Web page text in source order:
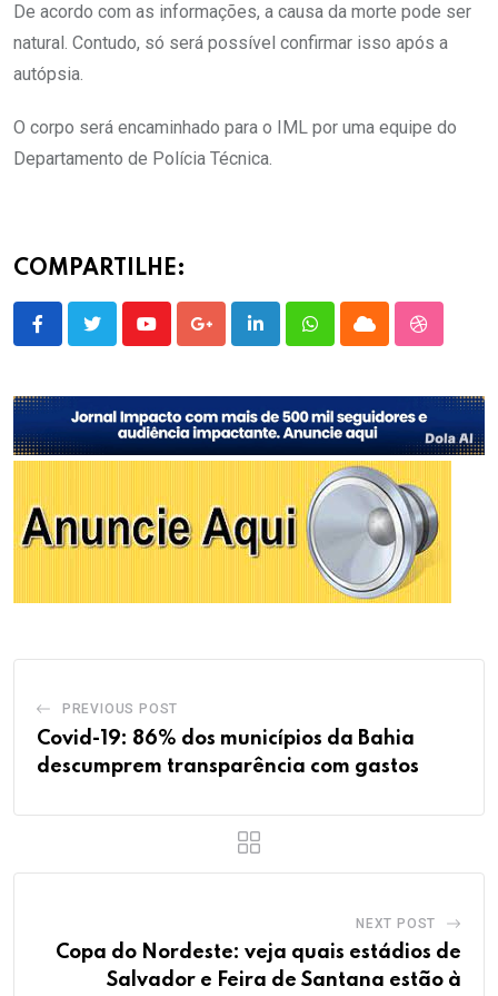
De acordo com as informações, a causa da morte pode ser
natural. Contudo, só será possível confirmar isso após a
autópsia.
O corpo será encaminhado para o IML por uma equipe do
Departamento de Polícia Técnica.
COMPARTILHE:
YoutubeGoogle+LinkedInWhatsappCloud
PREVIOUS POST
Covid-19: 86% dos municípios da Bahia
descumprem transparência com gastos
NEXT POST
Copa do Nordeste: veja quais estádios de
Salvador e Feira de Santana estão à